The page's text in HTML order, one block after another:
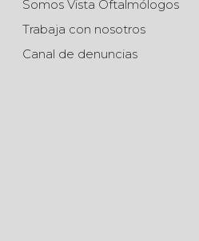
Somos Vista Oftalmólogos
Trabaja con nosotros
Canal de denuncias